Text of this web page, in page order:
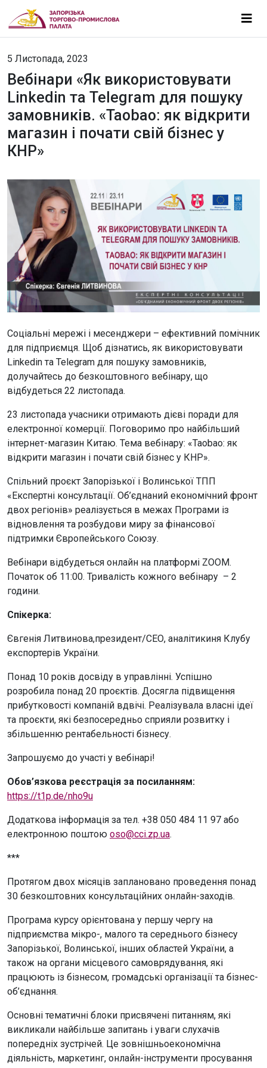
5 Листопада, 2023
Вебінари «Як використовувати
Linkedin та Telegram для пошуку
замовників. «Taobao: як відкрити
магазин і почати свій бізнес у
КНР»
Соціальні мережі і месенджери – ефективний помічник
для підприємця. Щоб дізнатись, як використовувати
Linkedin та Telegram для пошуку замовників,
долучайтесь до безкоштовного вебінару, що
відбудеться 22 листопада.
23 листопада учасники отримають дієві поради для
електронної комерції. Поговоримо про найбільший
інтернет-магазин Китаю. Тема вебінару: «Taobao: як
відкрити магазин і почати свій бізнес у КНР».
Спільний проєкт Запорізької і Волинської ТПП
«Експертні консультації. Об’єднаний економічний фронт
двох регіонів» реалізується в межах Програми із
відновлення та розбудови миру за фінансової
підтримки Європейського Союзу.
Вебінари відбудеться онлайн на платформі ZOOM.
Початок об 11:00. Тривалість кожного вебінару – 2
години.
Спікерка:
Євгенія Литвинова,президент/СЕО, аналітикиня Клубу
експортерів України.
Понад 10 років досвіду в управлінні. Успішно
розробила понад 20 проєктів. Досягла підвищення
прибутковості компаній вдвічі. Реалізувала власні ідеї
та проєкти, які безпосередньо сприяли розвитку і
збільшенню рентабельності бізнесу.
Запрошуємо до участі у вебінарі!
Обов’язкова реєстрація за посиланням:
https://t1p.de/nho9u
Додаткова інформація за тел. +38 050 484 11 97 або
електронною поштою oso@cci.zp.ua.
***
Протягом двох місяців заплановано проведення понад
30 безкоштовних консультаційних онлайн-заходів.
Програма курсу орієнтована у першу чергу на
підприємства мікро-, малого та середнього бізнесу
Запорізької, Волинської, інших областей України, а
також на органи місцевого самоврядування, які
працюють із бізнесом, громадські організації та бізнес-
об’єднання.
Основні тематичні блоки присвячені питанням, які
викликали найбільше запитань і уваги слухачів
попередніх зустрічей. Це зовнішньоекономічна
діяльність, маркетинг, онлайн-інструменти просування